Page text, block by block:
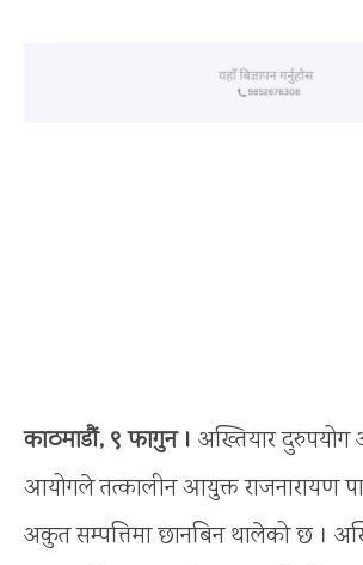
काठमाडौं, ९ फागुन । अख्तियार दुरुपयोग
आयोगले तत्कालीन आयुक्त राजनारायण
अकुत सम्पत्तिमा छानबिन थालेको छ ।